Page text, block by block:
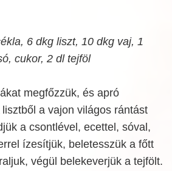
6 dkg liszt, 10 dkg vaj, 1
cukor, 2 dl tejföl
megfőzzük, és apró
a vajon világos rántást
a csontlével, ecettel, sóval,
ízesítjük, beletesszük a főtt
végül belekeverjük a tejfölt.